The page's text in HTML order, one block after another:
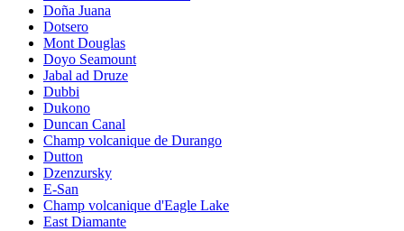
Doña Juana
Dotsero
Mont Douglas
Doyo Seamount
Jabal ad Druze
Dubbi
Dukono
Duncan Canal
Champ volcanique de Durango
Dutton
Dzenzursky
E-San
Champ volcanique d'Eagle Lake
East Diamante